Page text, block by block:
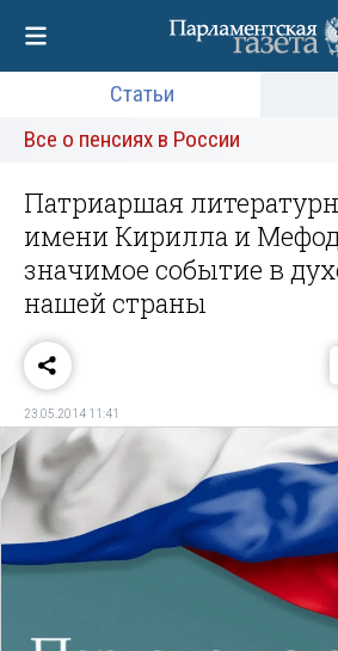
Статьи
Все о пенсиях в России
Патриаршая
имени Кирилла и
значимое событие в
нашей страны
23.05.2014 11:41